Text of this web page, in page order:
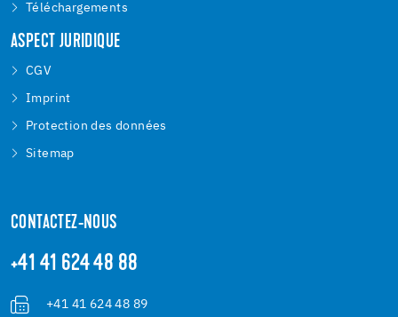
Téléchargements
ASPECT JURIDIQUE
CGV
Imprint
Protection des données
Sitemap
CONTACTEZ-NOUS
+41 41 624 48 88
+41 41 624 48 89